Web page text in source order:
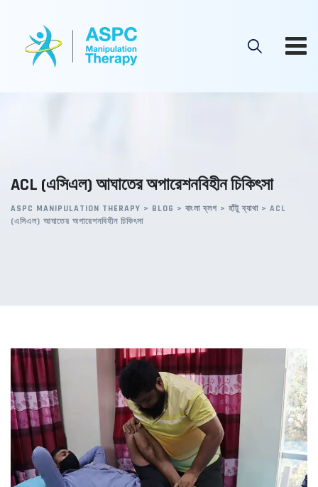
content
ACL (এসিএল) আঘাতের অপারেশনবিহীন চিকিৎসা
ASPC MANIPULATION THERAPY > BLOG > বাংলা ব্লগ > হাঁটু ব্যাথা > ACL
(এসিএল) আঘাতের অপারেশনবিহীন চিকিৎসা